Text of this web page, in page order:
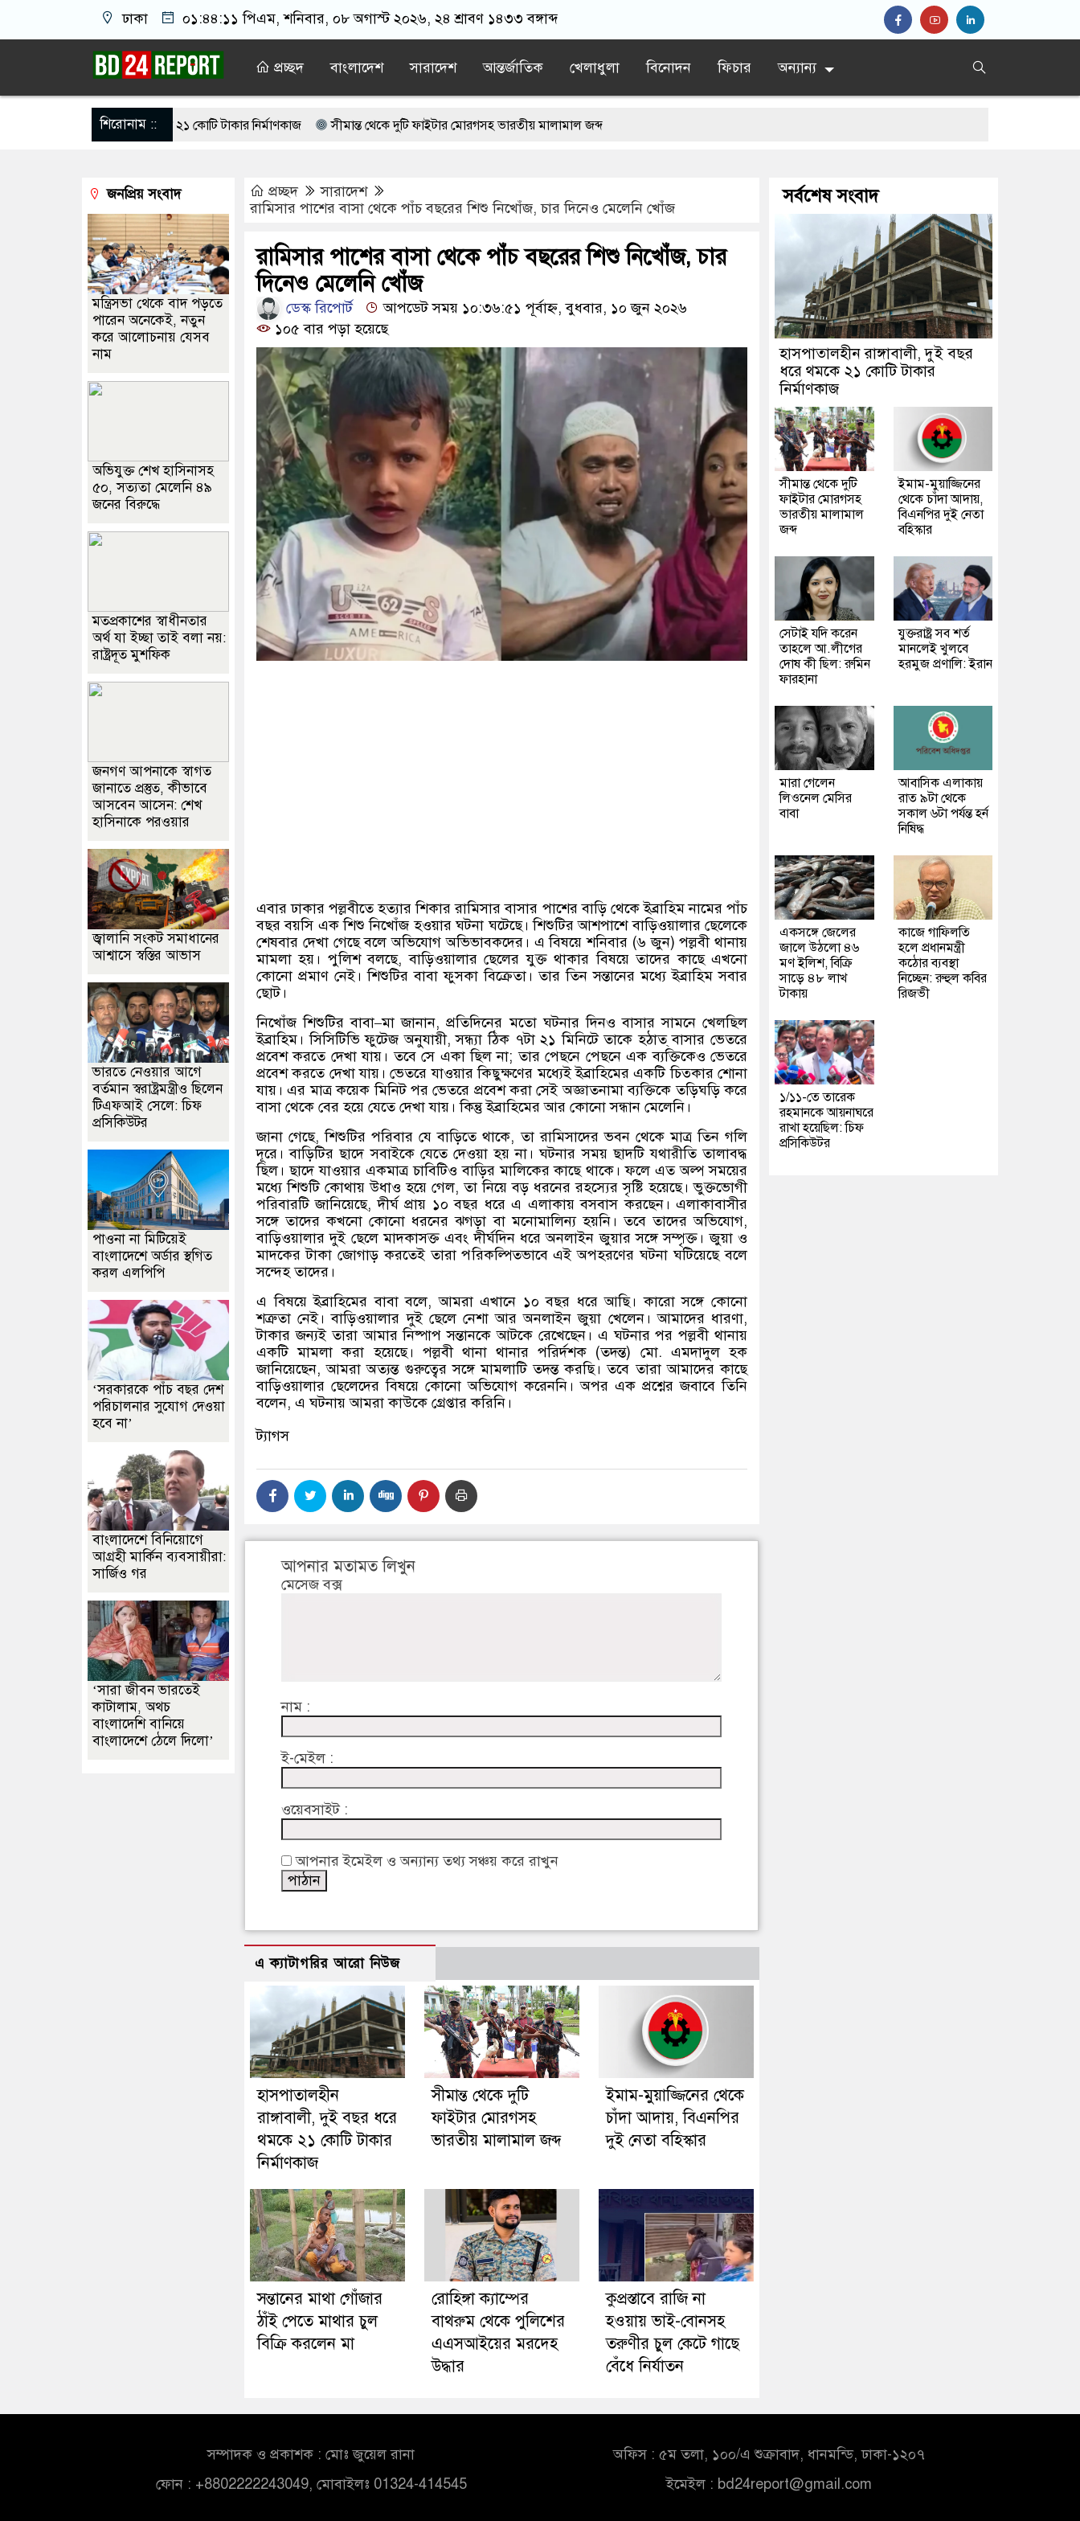
ঢাকা ০১:৪৪:১২ পিএম, শনিবার, ০৮ অগাস্ট ২০২৬, ২৪ শ্রাবণ ১৪৩৩ বঙ্গাব্দ
প্রচ্ছদ বাংলাদেশ সারাদেশ আন্তর্জাতিক খেলাধুলা বিনোদন ফিচার অন্যান্য
শিরোনাম ::
দুই বছর ধরে থমকে ২১ কোটি টাকার নির্মাণকাজ সীমান্ত থেকে দুটি ফাইটার মোরগসহ ভারতীয় মালামাল জব্দ
খুলবে হরমুজ প্রণালি: ইরান মারা গেলেন লিওনেল মেসির বাবা আবাসিক এলাকায় রাত ৯টা থেকে সকাল ৬টা পর্যন্ত হর্ন নিষিদ্ধ
৪৬ মণ ইলিশ, বিক্রি সাড়ে ৪৮ লাখ টাকায়
আয়নাঘরে রাখা হয়েছিল: চিফ প্রসিকিউটর
প্রচ্ছদ
সারাদেশ
রামিসার পাশের বাসা থেকে পাঁচ বছরের শিশু নিখোঁজ, চার দিনেও মেলেনি খোঁজ
রামিসার পাশের বাসা থেকে পাঁচ বছরের শিশু নিখোঁজ, চার
দিনেও মেলেনি খোঁজ
ডেস্ক রিপোর্ট
আপডেট সময় ১০:৩৬:৫১ পূর্বাহ্ন, বুধবার, ১০ জুন ২০২৬
১০৫ বার পড়া হয়েছে
এবার ঢাকার পল্লবীতে হত্যার শিকার রামিসার বাসার পাশের বাড়ি থেকে ইব্রাহিম নামের পাঁচ
বছর বয়সি এক শিশু নিখোঁজ হওয়ার ঘটনা ঘটেছে। শিশুটির আশপাশে বাড়িওয়ালার ছেলেকে
শেষবার দেখা গেছে বলে অভিযোগ অভিভাবকদের। এ বিষয়ে শনিবার (৬ জুন)পল্লবী থানায়
মামলা হয়। পুলিশ বলছে,বাড়িওয়ালার ছেলের যুক্ত থাকার বিষয়ে তাদের কাছে এখনো
কোনো প্রমাণ নেই। শিশুটির বাবা ফুসকা বিক্রেতা। তার তিন সন্তানের মধ্যে ইব্রাহিম সবার
ছোট।
নিখোঁজ শিশুটির বাবা–মা জানান,প্রতিদিনের মতো ঘটনার দিনও বাসার সামনে খেলছিল
ইব্রাহিম। সিসিটিভি ফুটেজ অনুযায়ী,সন্ধ্যা ঠিক ৭টা ২১ মিনিটে তাকে হঠাত্ বাসার ভেতরে
প্রবেশ করতে দেখা যায়। তবে সে একা ছিল না;তার পেছনে পেছনে এক ব্যক্তিকেও ভেতরে
প্রবেশ করতে দেখা যায়। ভেতরে যাওয়ার কিছুক্ষণের মধ্যেই ইব্রাহিমের একটি চিত্কার শোনা
যায়। এর মাত্র কয়েক মিনিট পর ভেতরে প্রবেশ করা সেই অজ্ঞাতনামা ব্যক্তিকে তড়িঘড়ি করে
বাসা থেকে বের হয়ে যেতে দেখা যায়। কিন্তু ইব্রাহিমের আর কোনো সন্ধান মেলেনি।
জানা গেছে,শিশুটির পরিবার যে বাড়িতে থাকে,তা রামিসাদের ভবন থেকে মাত্র তিন গলি
দূরে। বাড়িটির ছাদে সবাইকে যেতে দেওয়া হয় না। ঘটনার সময় ছাদটি যথারীতি তালাবদ্ধ
ছিল। ছাদে যাওয়ার একমাত্র চাবিটিও বাড়ির মালিকের কাছে থাকে। ফলে এত অল্প সময়ের
মধ্যে শিশুটি কোথায় উধাও হয়ে গেল,তা নিয়ে বড় ধরনের রহস্যের সৃষ্টি হয়েছে। ভুক্তভোগী
পরিবারটি জানিয়েছে,দীর্ঘ প্রায় ১০ বছর ধরে এ এলাকায় বসবাস করছেন। এলাকাবাসীর
সঙ্গে তাদের কখনো কোনো ধরনের ঝগড়া বা মনোমালিন্য হয়নি। তবে তাদের অভিযোগ,
বাড়িওয়ালার দুই ছেলে মাদকাসক্ত এবং দীর্ঘদিন ধরে অনলাইন জুয়ার সঙ্গে সম্পৃক্ত। জুয়া ও
মাদকের টাকা জোগাড় করতেই তারা পরিকল্পিতভাবে এই অপহরণের ঘটনা ঘটিয়েছে বলে
সন্দেহ তাদের।
এ বিষয়ে ইব্রাহিমের বাবা বলে,আমরা এখানে ১০ বছর ধরে আছি। কারো সঙ্গে কোনো
শত্রুতা নেই। বাড়িওয়ালার দুই ছেলে নেশা আর অনলাইন জুয়া খেলেন। আমাদের ধারণা,
টাকার জন্যই তারা আমার নিষ্পাপ সন্তানকে আটকে রেখেছেন। এ ঘটনার পর পল্লবী থানায়
একটি মামলা করা হয়েছে। পল্লবী থানা থানার পরির্দশক (তদন্ত) মো. এমদাদুল হক
জানিয়েছেন,আমরা অত্যন্ত গুরুত্বের সঙ্গে মামলাটি তদন্ত করছি। তবে তারা আমাদের কাছে
বাড়িওয়ালার ছেলেদের বিষয়ে কোনো অভিযোগ করেননি। অপর এক প্রশ্নের জবাবে তিনি
বলেন, এ ঘটনায় আমরা কাউকে গ্রেপ্তার করিনি।
ট্যাগস
আপনার মতামত লিখুন
মেসেজ বক্স
নাম :
ই-মেইল :
ওয়েবসাইট :
আপনার ইমেইল ও অন্যান্য তথ্য সঞ্চয় করে রাখুন
এ ক্যাটাগরির আরো নিউজ
হাসপাতালহীন
রাঙ্গাবালী, দুই বছর ধরে
থমকে ২১ কোটি টাকার
নির্মাণকাজ
সীমান্ত থেকে দুটি
ফাইটার মোরগসহ
ভারতীয় মালামাল জব্দ
ইমাম-মুয়াজ্জিনের থেকে
চাঁদা আদায়, বিএনপির
দুই নেতা বহিস্কার
সন্তানের মাথা গোঁজার
ঠাঁই পেতে মাথার চুল
বিক্রি করলেন মা
রোহিঙ্গা ক্যাম্পের
বাথরুম থেকে পুলিশের
এএসআইয়ের মরদেহ
উদ্ধার
কুপ্রস্তাবে রাজি না
হওয়ায় ভাই-বোনসহ
তরুণীর চুল কেটে গাছে
বেঁধে নির্যাতন
জনপ্রিয় সংবাদ
মন্ত্রিসভা থেকে বাদ পড়তে
পারেন অনেকেই, নতুন
করে আলোচনায় যেসব
নাম
অভিযুক্ত শেখ হাসিনাসহ
৫০, সত্যতা মেলেনি ৪৯
জনের বিরুদ্ধে
মতপ্রকাশের স্বাধীনতার
অর্থ যা ইচ্ছা তাই বলা নয়:
রাষ্ট্রদূত মুশফিক
জনগণ আপনাকে স্বাগত
জানাতে প্রস্তুত, কীভাবে
আসবেন আসেন: শেখ
হাসিনাকে পরওয়ার
জ্বালানি সংকট সমাধানের
আশ্বাসে স্বস্তির আভাস
ভারতে নেওয়ার আগে
বর্তমান স্বরাষ্ট্রমন্ত্রীও ছিলেন
টিএফআই সেলে: চিফ
প্রসিকিউটর
পাওনা না মিটিয়েই
বাংলাদেশে অর্ডার স্থগিত
করল এলপিপি
‘সরকারকে পাঁচ বছর দেশ
পরিচালনার সুযোগ দেওয়া
হবে না’
বাংলাদেশে বিনিয়োগে
আগ্রহী মার্কিন ব্যবসায়ীরা:
সার্জিও গর
‘সারা জীবন ভারতেই
কাটালাম, অথচ
বাংলাদেশি বানিয়ে
বাংলাদেশে ঠেলে দিলো’
সর্বশেষ সংবাদ
হাসপাতালহীন রাঙ্গাবালী, দুই বছর
ধরে থমকে ২১ কোটি টাকার
নির্মাণকাজ
সীমান্ত থেকে দুটি
ফাইটার মোরগসহ
ভারতীয় মালামাল
জব্দ
ইমাম-মুয়াজ্জিনের
থেকে চাঁদা আদায়,
বিএনপির দুই নেতা
বহিস্কার
সেটাই যদি করেন
তাহলে আ.লীগের
দোষ কী ছিল: রুমিন
ফারহানা
যুক্তরাষ্ট্র সব শর্ত
মানলেই খুলবে
হরমুজ প্রণালি: ইরান
মারা গেলেন
লিওনেল মেসির
বাবা
আবাসিক এলাকায়
রাত ৯টা থেকে
সকাল ৬টা পর্যন্ত হর্ন
নিষিদ্ধ
একসঙ্গে জেলের
জালে উঠলো ৪৬
মণ ইলিশ, বিক্রি
সাড়ে ৪৮ লাখ
টাকায়
কাজে গাফিলতি
হলে প্রধানমন্ত্রী
কঠোর ব্যবস্থা
নিচ্ছেন: রুহুল কবির
রিজভী
১/১১-তে তারেক
রহমানকে আয়নাঘরে
রাখা হয়েছিল: চিফ
প্রসিকিউটর
সম্পাদক ও প্রকাশক : মোঃ জুয়েল রানা
ফোন : +8802222243049, মোবাইলঃ 01324-414545
অফিস : ৫ম তলা, ১০০/এ শুক্রাবাদ, ধানমন্ডি, ঢাকা-১২০৭
ইমেইল : bd24report@gmail.com